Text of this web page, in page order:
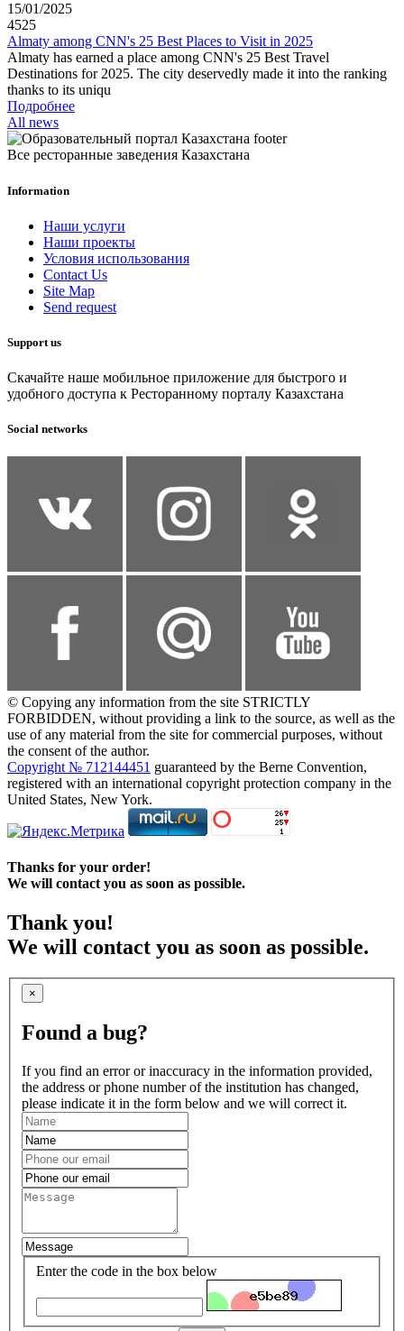
15/01/2025
4525
Almaty among CNN's 25 Best Places to Visit in 2025
Almaty has earned a place among CNN's 25 Best Travel
Destinations for 2025. The city deservedly made it into the ranking
thanks to its uniqu
Подробнее
All news
Все ресторанные заведения Казахстана
Information
Наши услуги
Наши проекты
Условия использования
Contact Us
Site Map
Send request
Support us
Скачайте наше мобильное приложение для быстрого и
удобного доступа к Ресторанному порталу Казахстана
Social networks
© Copying any information from the site STRICTLY
FORBIDDEN, without providing a link to the source, as well as the
use of any material from the site for commercial purposes, without
the consent of the author.
Copyright № 712144451 guaranteed by the Berne Convention,
registered with an international copyright protection company in the
United States, New York.
Thanks for your order!
We will contact you as soon as possible.
Thank you!
We will contact you as soon as possible.
×
Found a bug?
If you find an error or inaccuracy in the information provided,
the address or phone number of the institution has changed,
please indicate it in the form below and we will correct it.
Enter the code in the box below